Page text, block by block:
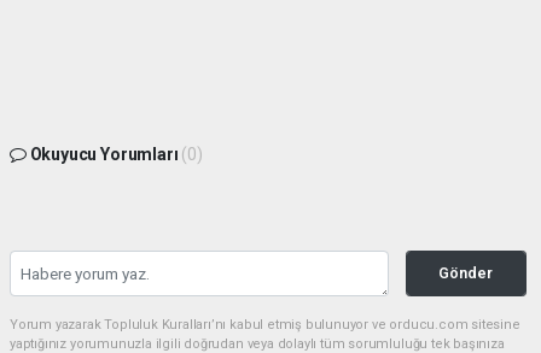
Okuyucu Yorumları (0)
Gönder
Yorum yazarak Topluluk Kuralları’nı kabul etmiş bulunuyor ve orducu.com sitesine
yaptığınız yorumunuzla ilgili doğrudan veya dolaylı tüm sorumluluğu tek başınıza